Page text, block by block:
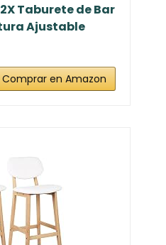
Taburete de Bar
Ajustable
Comprar en Amazon